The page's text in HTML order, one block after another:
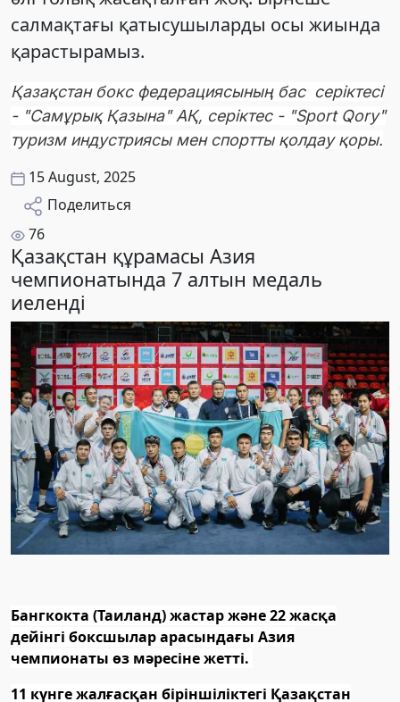
салмақтағы қатысушыларды осы жиында
қарастырамыз.
Қазақстан бокс федерациясының бас серіктесі
- "Самұрық Қазына" АҚ, серіктес - "Sport Qory"
туризм индустриясы мен спортты қолдау қоры.
15 August, 2025
Поделиться
76
Қазақстан құрамасы Азия
чемпионатында 7 алтын медаль
иеленді
Бангкокта (Таиланд) жастар және 22 жасқа
дейінгі боксшылар арасындағы Азия
чемпионаты өз мәресіне жетті.
11 күнге жалғасқан біріншіліктегі Қазақстан